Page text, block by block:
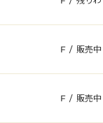
F / 販売中
F / 販売中